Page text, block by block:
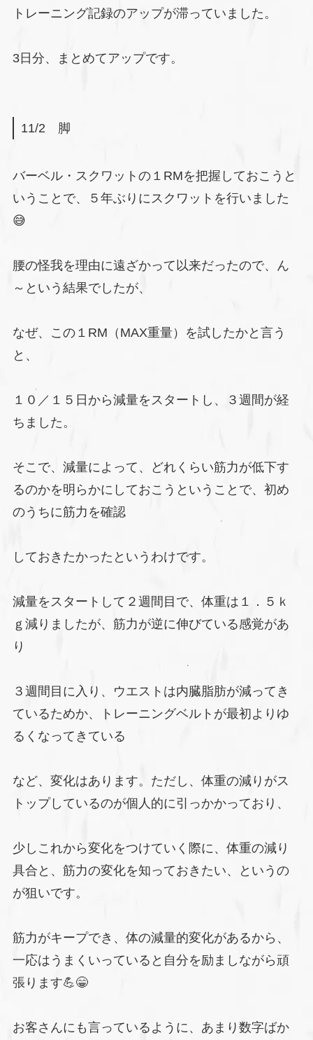
トレーニング記録のアップが滞っていました。
3日分、まとめてアップです。
11/2 脚
バーベル・スクワットの１RMを把握しておこうと
いうことで、５年ぶりにスクワットを行いました
😅
腰の怪我を理由に遠ざかって以来だったので、ん
～という結果でしたが、
なぜ、この１RM（MAX重量）を試したかと言う
と、
１０／１５日から減量をスタートし、３週間が経
ちました。
そこで、減量によって、どれくらい筋力が低下す
るのかを明らかにしておこうということで、初め
のうちに筋力を確認
しておきたかったというわけです。
減量をスタートして２週間目で、体重は１．５ｋ
ｇ減りましたが、筋力が逆に伸びている感覚があ
り
３週間目に入り、ウエストは内臓脂肪が減ってき
ているためか、トレーニングベルトが最初よりゆ
るくなってきている
など、変化はあります。ただし、体重の減りがス
トップしているのが個人的に引っかかっており、
少しこれから変化をつけていく際に、体重の減り
具合と、筋力の変化を知っておきたい、というの
が狙いです。
筋力がキープでき、体の減量的変化があるから、
一応はうまくいっていると自分を励ましながら頑
張ります💪😁
お客さんにも言っているように、あまり数字ばか